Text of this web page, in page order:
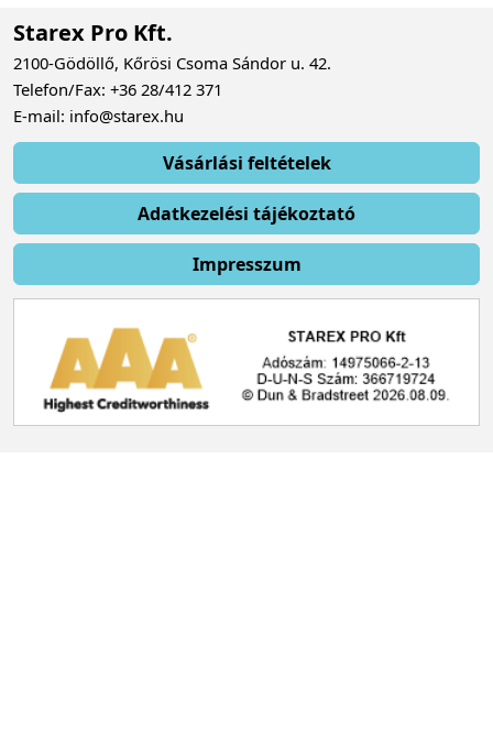
Starex Pro Kft.
2100-Gödöllő, Kőrösi Csoma Sándor u. 42.
Telefon/Fax: +36 28/412 371
E-mail: info@starex.hu
Vásárlási feltételek
Adatkezelési tájékoztató
Impresszum